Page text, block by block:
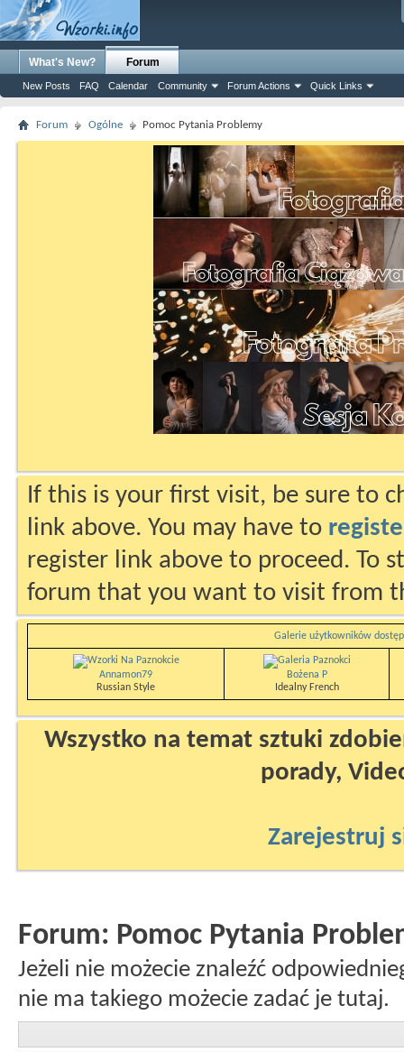
What's New? Forum
New Posts FAQ Calendar Community Forum Actions Quick Links
Forum Ogólne Pomoc Pytania Problemy
If this is your first visit, be sure to
link above. You may have to
register link above to proceed. To
forum that you want to visit from
Galerie użytkowników
Annamon79
Russian Style
Bożena P
Idealny French
Wszystko na temat sztuki
porady,
Zarejestruj
Forum: Pomoc Pytania
Jeżeli nie możecie znaleźć
nie ma takiego możecie zadać je tutaj.